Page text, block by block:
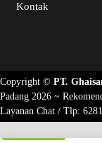
Kontak
Copyright © PT.
Padang 2026 ~
Layanan Chat / Tlp: